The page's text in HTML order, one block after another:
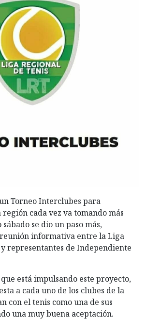
Torneo Interclubes para
cada vez va tomando más
se dio un paso más,
informativa entre la Liga
representantes de Independiente
está impulsando este proyecto,
a cada uno de los clubes de la
con el tenis como una de sus
una muy buena aceptación.